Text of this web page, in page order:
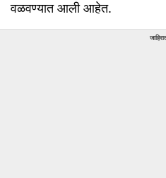
वळवण्यात आली आहेत.